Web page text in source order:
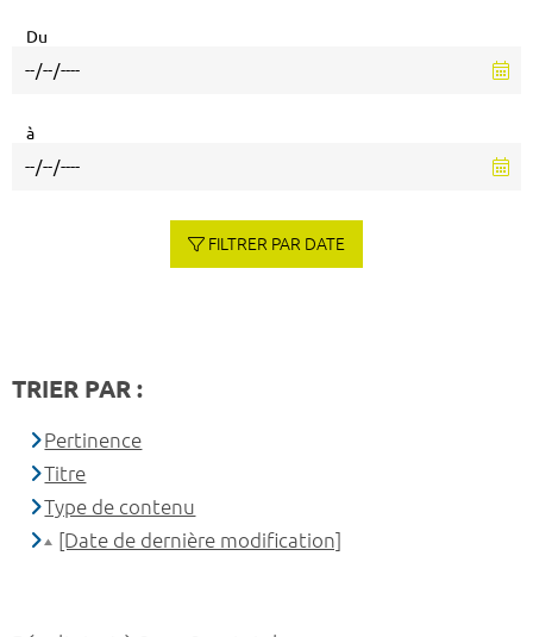
Du
à
FILTRER PAR DATE
TRIER PAR :
Pertinence
Titre
Type de contenu
[Date de dernière modification]